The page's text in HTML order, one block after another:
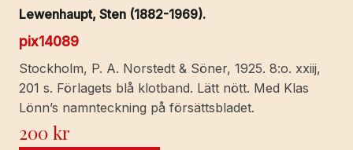
Lewenhaupt, Sten (1882-1969).
pix14089
Stockholm, P. A. Norstedt & Söner, 1925. 8:o. xxiij,
201 s. Förlagets blå klotband. Lätt nött. Med Klas
Lönn’s namnteckning på försättsbladet.
200kr